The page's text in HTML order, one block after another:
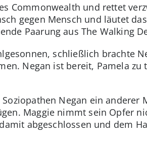
Commonwealth und rettet
gegen Mensch und läutet
Paarung aus The Walking
schließlich brachte
Negan ist bereit, Pamela
Negan ein anderer
Maggie nimmt sein Opfer
abgeschlossen und dem